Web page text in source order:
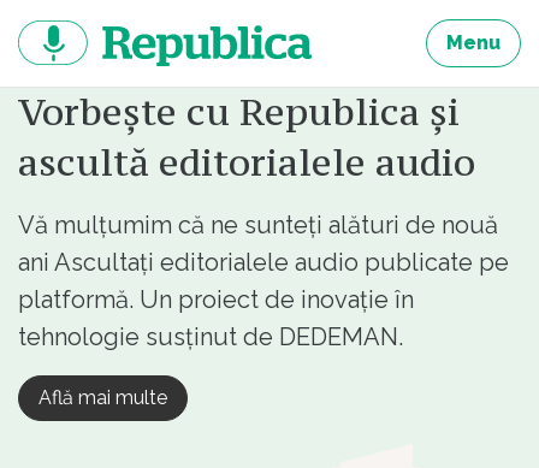
continut
Menu
Vorbește cu Republica și
ascultă editorialele audio
Vă mulțumim că ne sunteți alături de nouă
ani Ascultați editorialele audio publicate pe
platformă. Un proiect de inovație în
tehnologie susținut de DEDEMAN.
Află mai multe